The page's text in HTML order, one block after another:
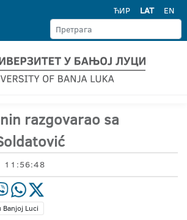
ЋИР LAT EN
razgovarao sa
11:56:48
Banjoj Luci